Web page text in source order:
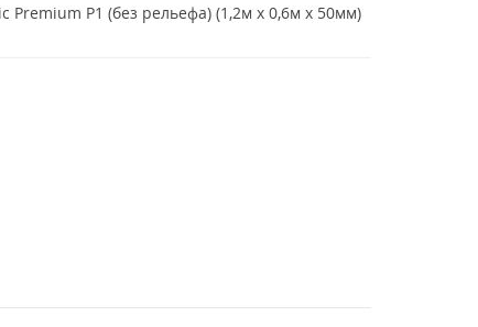
Premium P1 (без рельефа) (1,2м x 0,6м х 50мм)